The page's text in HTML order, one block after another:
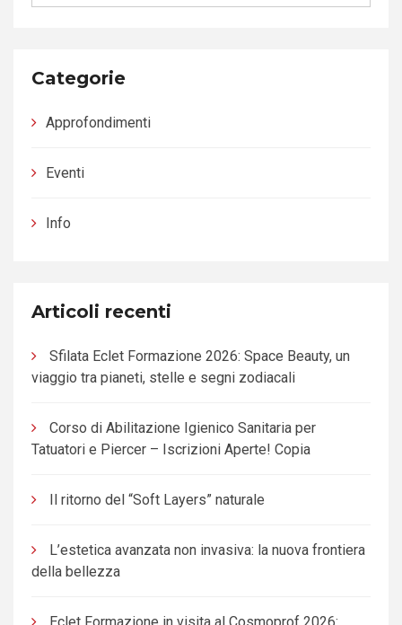
Categorie
Approfondimenti
Eventi
Info
Articoli recenti
Sfilata Eclet Formazione 2026: Space Beauty, un
viaggio tra pianeti, stelle e segni zodiacali
Corso di Abilitazione Igienico Sanitaria per
Tatuatori e Piercer – Iscrizioni Aperte! Copia
Il ritorno del “Soft Layers” naturale
L’estetica avanzata non invasiva: la nuova frontiera
della bellezza